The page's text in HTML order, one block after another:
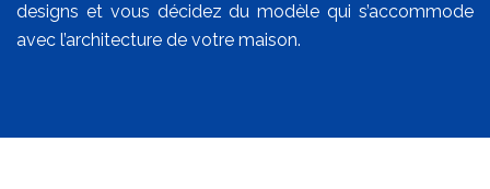
designs et vous décidez du modèle qui s’accommode
avec l’architecture de votre maison.